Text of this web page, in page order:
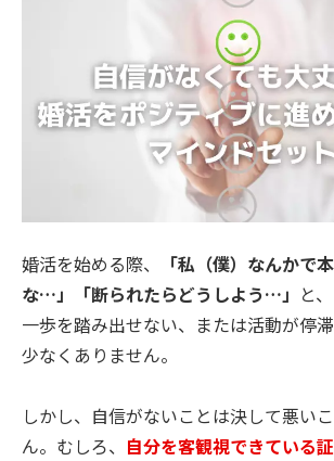
婚活を始める際、
「私（僕）なんかで
な…」「断られたらどうしよう…」 と
一歩を踏み出せない、または活動が停
少なくありません。
しかし、自信がないことは決して悪い
ん。むしろ、 自分を客観視できている